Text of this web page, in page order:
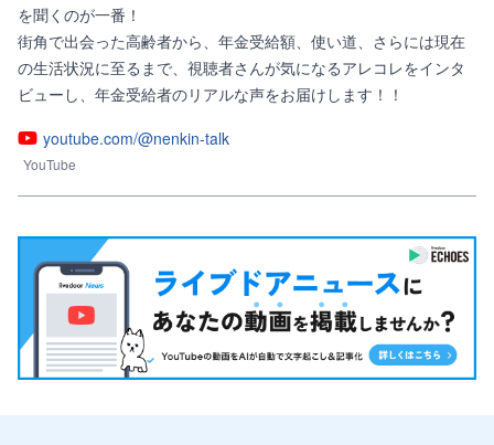
を聞くのが一番！
街角で出会った高齢者から、年金受給額、使い道、さらには現在
の生活状況に至るまで、視聴者さんが気になるアレコレをインタ
ビューし、年金受給者のリアルな声をお届けします！！
youtube.com/@nenkin-talk
YouTube